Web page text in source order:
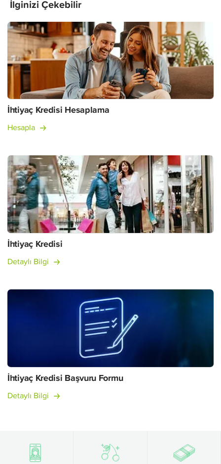
İlginizi Çekebilir
İhtiyaç Kredisi Hesaplama
Hesapla
İhtiyaç Kredisi
Detaylı Bilgi
İhtiyaç Kredisi Başvuru Formu
Detaylı Bilgi